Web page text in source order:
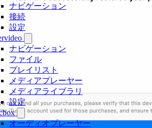
ナビゲーション
接続
設定
ナビゲーション
ファイル
プレイリスト
メディアプレーヤー
メディアライブラリ
設定
オーディオプレーヤー